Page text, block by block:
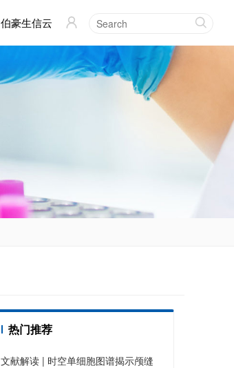
伯豪生信云  
热门推荐
文献解读 | 时空单细胞图谱揭示颅缝